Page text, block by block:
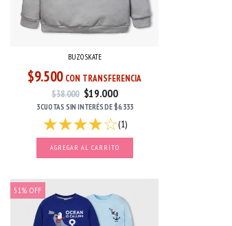
BUZO SKATE
$9.500 CON TRANSFERENCIA
$38.000 $19.000
3 CUOTAS SIN INTERÉSDE$6.333
(1)
AGREGAR AL CARRITO
51 %OFF